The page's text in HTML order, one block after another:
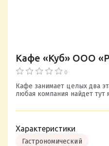
Кафе «Куб» ООО
0
Кафе занимает целых два
любая компания найдет тут
Характеристики
Гастрономический